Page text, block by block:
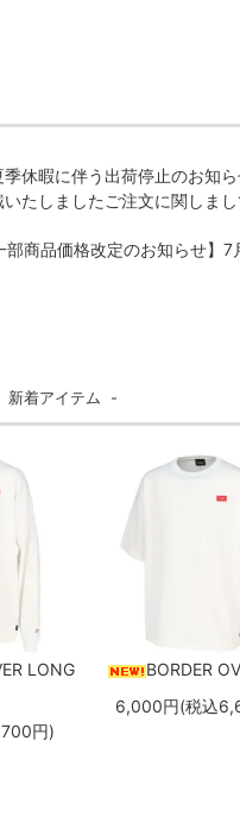
季休暇に伴う出荷停止のお知
いたしましたご注文に関しま
部商品価格改定のお知らせ】
新着アイテム -
LONG
円)
BORDER
6,000円(税込